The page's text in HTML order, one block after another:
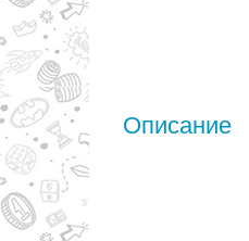
Описание